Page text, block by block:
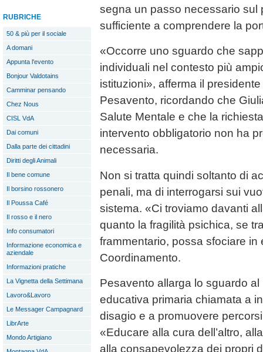
RUBRICHE
50 & più per il sociale
A domani
Appunta l'evento
Bonjour Valdotains
Camminar pensando
Chez Nous
CISL VdA
Dai comuni
Dalla parte dei cittadini
Diritti degli Animali
Il bene comune
Il borsino rossonero
Il Poussa Café
Il rosso e il nero
Info consumatori
Informazione economica e
aziendale
Informazioni pratiche
La Vignetta della Settimana
Lavoro&Lavoro
Le Messager Campagnard
LibrArte
Mondo Artigiano
segna un passo necessario sul
sufficiente a comprendere la
«Occorre uno sguardo che
individuali nel contesto più
istituzioni», afferma il
Pesavento, ricordando che
Salute Mentale e che la
intervento obbligatorio non ha
necessaria.
Non si tratta quindi soltanto di
penali, ma di interrogarsi sui
sistema. «Ci troviamo davanti
quanto la fragilità psichica, se
frammentario, possa sfociare in
Coordinamento.
Pesavento allarga lo sguardo
educativa primaria chiamata a
disagio e a promuovere
«Educare alla cura dell’altro,
alla consapevolezza dei propri